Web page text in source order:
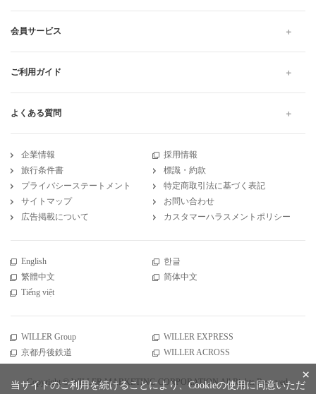
会員サービス
ご利用ガイド
よくある質問
企業情報
採用情報
旅行条件書
標識・約款
プライバシーステートメント
特定商取引法に基づく表記
サイトマップ
お問い合わせ
広告掲載について
カスタマーハラスメントポリシー
English
한글
繁體中文
简体中文
Tiếng việt
WILLER Group
WILLER EXPRESS
京都丹後鉄道
WILLER ACROSS
Copyright © WILLER MARKETING CORPORATION All Rights Reserved.
×
当サイトのご利用を続けることにより、Cookieの使用に同意いただ